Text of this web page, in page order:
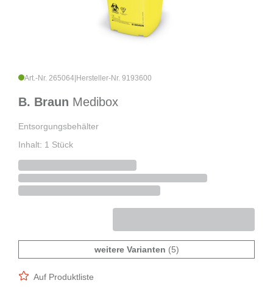
Art.-Nr. 265064 Hersteller-Nr. 9193600
B. Braun Medibox
Entsorgungsbehälter
Inhalt: 1 Stück
weitere Varianten (5)
Auf Produktliste